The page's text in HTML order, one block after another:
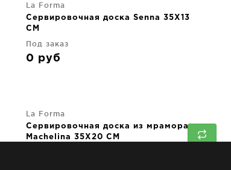
La Forma
Сервировочная доска Senna 35X13
CM
Под заказ
0 руб
La Forma
Сервировочная доска из мрамора
Machelina 35X20 CM